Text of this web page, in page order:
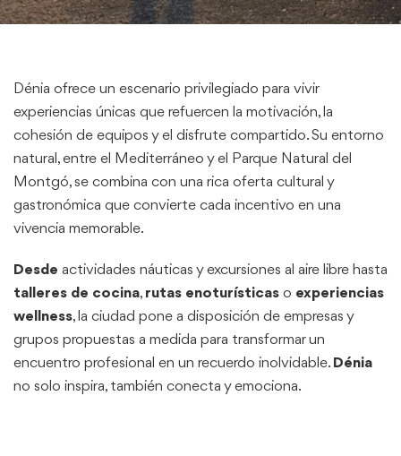
Dénia ofrece un escenario privilegiado para vivir
experiencias únicas que refuercen la motivación, la
cohesión de equipos y el disfrute compartido. Su entorno
natural, entre el Mediterráneo y el Parque Natural del
Montgó, se combina con una rica oferta cultural y
gastronómica que convierte cada incentivo en una
vivencia memorable.
Desde actividades náuticas y excursiones al aire libre hasta
talleres de cocina, rutas enoturísticas o experiencias
wellness, la ciudad pone a disposición de empresas y
grupos propuestas a medida para transformar un
encuentro profesional en un recuerdo inolvidable. Dénia
no solo inspira, también conecta y emociona.